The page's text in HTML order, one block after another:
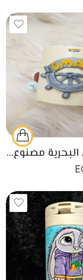
مج لمحبي البحرية مصنوع يدويًا من البورسلين المستورد